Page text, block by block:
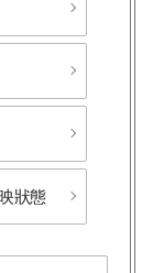
狀態